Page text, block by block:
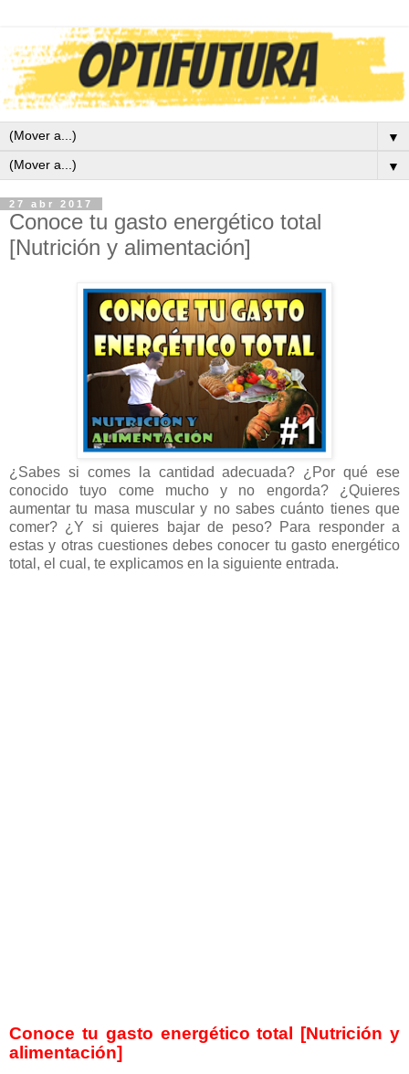
▼
▼
27 abr 2017
Conoce tu gasto energético total
[Nutrición y alimentación]
¿Sabes si comes la cantidad adecuada? ¿Por qué ese
conocido tuyo come mucho y no engorda? ¿Quieres
aumentar tu masa muscular y no sabes cuánto tienes que
comer? ¿Y si quieres bajar de peso? Para responder a
estas y otras cuestiones debes conocer tu gasto energético
total, el cual, te explicamos en la siguiente entrada.
Conoce tu gasto energético total [Nutrición y
alimentación]